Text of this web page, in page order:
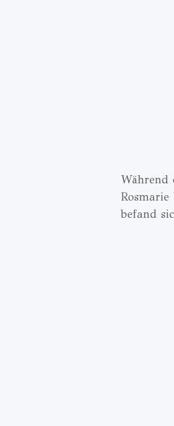
Während
Rosmarie
befand